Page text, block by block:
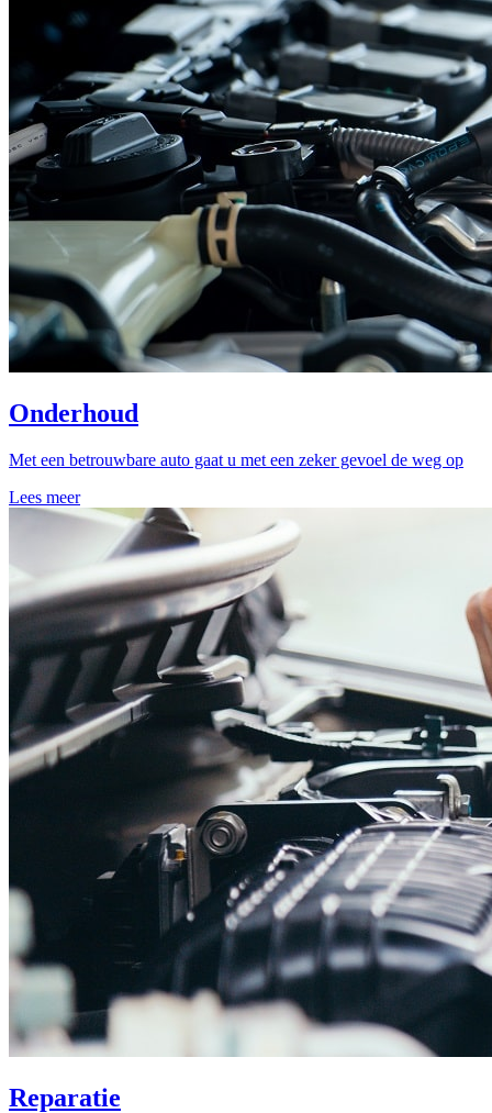
Onderhoud
Met een betrouwbare auto gaat u met een zeker gevoel de weg op
Lees meer
Reparatie